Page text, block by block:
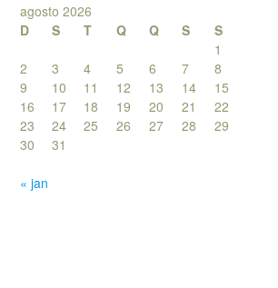
agosto 2026
D
S T Q Q S
S
1
2
3 4 5 6 7
8
9
10 11 12 13 14
15
16
17 18 19 20 21
22
23
24 25 26 27 28
29
30
31
« jan